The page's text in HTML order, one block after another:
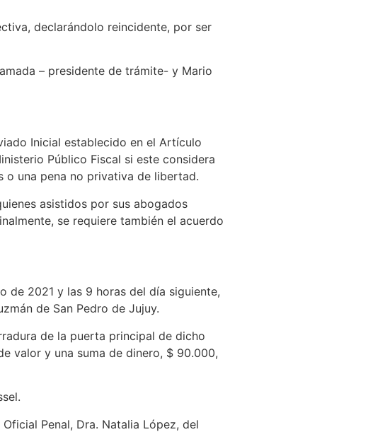
declarándolo reincidente, por ser
– presidente de trámite- y Mario
Inicial establecido en el Artículo
Público Fiscal si este considera
o una pena no privativa de libertad.
asistidos por sus abogados
se requiere también el acuerdo
de 2021 y las 9 horas del día siguiente,
de San Pedro de Jujuy.
de la puerta principal de dicho
valor y una suma de dinero, $ 90.000,
Penal, Dra. Natalia López, del